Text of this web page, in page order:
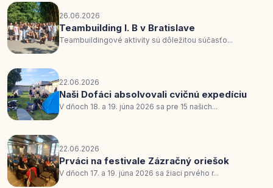
26.06.2026
Teambuilding I. B v Bratislave
Teambuildingové aktivity sú dôležitou súčasťo...
22.06.2026
Naši Dofáci absolvovali cvičnú expedíciu
V dňoch 18. a 19. júna 2026 sa pre 15 našich...
22.06.2026
Prváci na festivale Zázračný oriešok
V dňoch 17. a 19. júna 2026 sa žiaci prvého r...